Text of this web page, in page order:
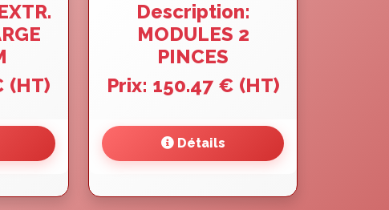
(HT)
Description:
MODULES 2
PINCES
Prix: 150.47 € (HT)
Détails